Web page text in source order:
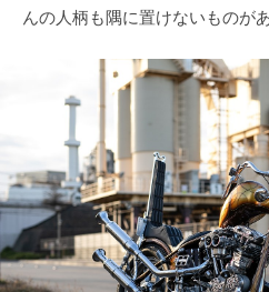
んの人柄も隅に置けないものがあ